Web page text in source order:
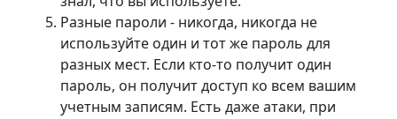
Разные пароли - никогда, никогда не
используйте один и тот же пароль для
разных мест. Если кто-то получит один
пароль, он получит доступ ко всем вашим
учетным записям. Есть даже атаки, при